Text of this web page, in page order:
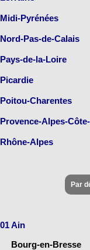
Midi-Pyrénées
Nord-Pas-de-Calais
Pays-de-la-Loire
Picardie
Poitou-Charentes
Provence-Alpes-
Rhône-Alpes
Par
01 Ain
Bourg-en-Bresse